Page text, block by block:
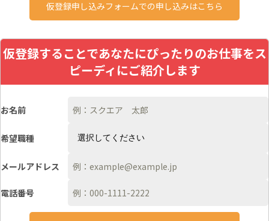
仮登録申し込みフォームでの申し込みはこちら
仮登録することであなたにぴったりのお仕事をス
ピーディにご紹介します
お名前
希望職種
メールアドレス
電話番号